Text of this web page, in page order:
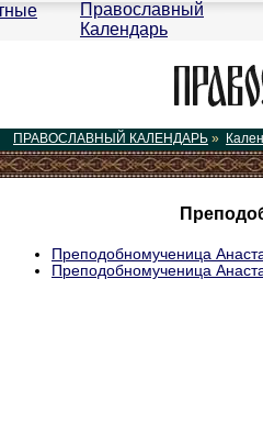
Православный
Календарь
ПРАВОСЛАВНЫЙ КАЛЕНДАРЬ »
Преподобномученица
Преподобномученица